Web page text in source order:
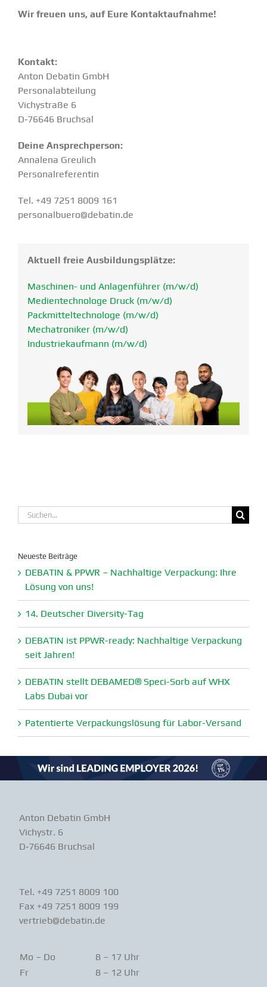
Wir freuen uns, auf Eure Kontakt­auf­nahme!
Kontakt:
Anton Debatin GmbH
Perso­nal­ab­teilung
Vichy­straße 6
D‑76646 Bruchsal
Deine Ansprech­person:
Annalena Greulich
Perso­nal­re­fe­rentin
Tel. +49 7251 8009 161
personalbuero@debatin.de
Aktuell freie Ausbil­dungs­plätze:
Maschinen- und Anlagen­führer (m/w/d)
Medien­tech­nologe Druck (m/w/d)
Packmit­tel­tech­nologe (m/w/d)
Mecha­tro­niker (m/w/d)
Indus­trie­kaufmann (m/w/d)
Suche
nach:
Neueste Beiträge
DEBATIN & PPWR – Nachhaltige Verpa­ckung: Ihre
Lösung von uns!
14. Deutscher Diversity-Tag
DEBATIN ist PPWR-ready: Nachhaltige Verpa­ckung
seit Jahren!
DEBATIN stellt DEBAMED® Speci-Sorb auf WHX
Labs Dubai vor
Paten­tierte Verpa­ckungs­lösung für Labor-Versand
Anton Debatin GmbH
Vichystr. 6
D‑76646 Bruchsal
Tel. +49 7251 8009 100
Fax +49 7251 8009 199
vertrieb@debatin.de
Mo – Do
8 – 17 Uhr
Fr
8 – 12 Uhr